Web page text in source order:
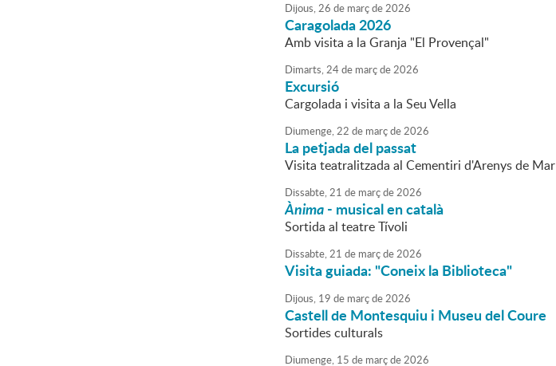
Dijous,26 de marçde2026
Caragolada 2026
Amb visita a la Granja "El Provençal"
Dimarts,24de marçde2026
Excursió
Cargolada i visita a la Seu Vella
Diumenge,22 de marçde2026
La petjada del passat
Visita teatralitzada al Cementiri d'Arenys de Mar
Dissabte,21 de marçde2026
Ànima- musical en català
Sortida al teatre Tívoli
Dissabte,21 de marçde2026
Visita guiada: "Coneix la Biblioteca"
Dijous, 19 de marçde2026
Castell de Montesquiu i Museu del Coure
Sortides culturals
Diumenge, 15 de marçde2026